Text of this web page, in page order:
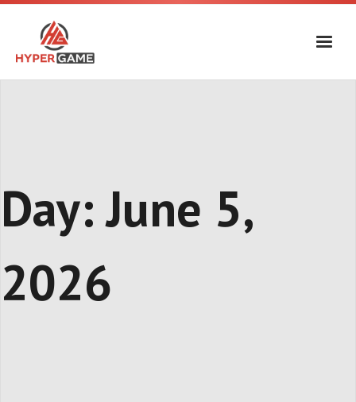
Skip
Day:June 5,
2026